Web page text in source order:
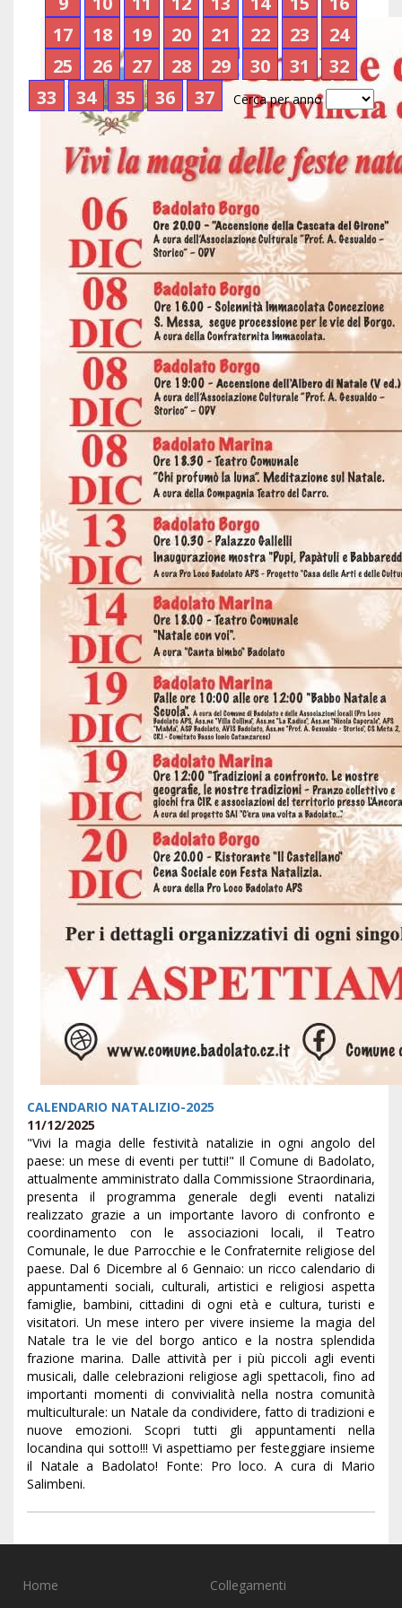
17
18 19 20 21 22 23
24
25
26 27 28 29 30 31
32
33
34 35 36 37 Cerca per anno
CALENDARIO NATALIZIO-2025
11/12/2025
"Vivi la magia delle festività natalizie in ogni angolo del
paese: un mese di eventi per tutti!" Il Comune di Badolato,
attualmente amministrato dalla Commissione Straordinaria,
presenta il programma generale degli eventi natalizi
realizzato grazie a un importante lavoro di confronto e
coordinamento con le associazioni locali, il Teatro
Comunale, le due Parrocchie e le Confraternite religiose del
paese. Dal 6 Dicembre al 6 Gennaio: un ricco calendario di
appuntamenti sociali, culturali, artistici e religiosi aspetta
famiglie, bambini, cittadini di ogni età e cultura, turisti e
visitatori. Un mese intero per vivere insieme la magia del
Natale tra le vie del borgo antico e la nostra splendida
frazione marina. Dalle attività per i più piccoli agli eventi
musicali, dalle celebrazioni religiose agli spettacoli, fino ad
importanti momenti di convivialità nella nostra comunità
multiculturale: un Natale da condividere, fatto di tradizioni e
nuove emozioni. Scopri tutti gli appuntamenti nella
locandina qui sotto!!! Vi aspettiamo per festeggiare insieme
il Natale a Badolato! Fonte: Pro loco. A cura di Mario
Salimbeni.
Home Collegamenti